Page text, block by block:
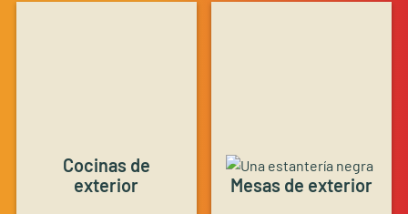
Cocinas de
exterior
Mesas de exterior